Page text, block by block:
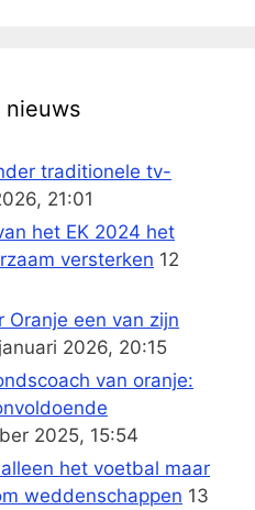
nieuws
traditionele tv-
21:01
het EK 2024 het
versterken 12
Oranje een van zijn
2026, 20:15
van oranje:
2025, 15:54
het voetbal maar
weddenschappen 13